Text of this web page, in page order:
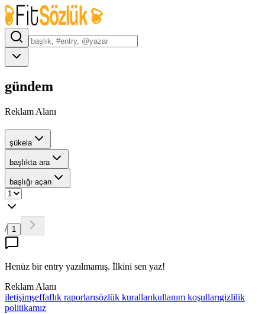
gündem
Reklam Alanı
şükela
başlıkta ara
başlığı açan
/ 1
Henüz bir entry yazılmamış. İlkini sen yaz!
Reklam Alanı
iletişimşeffaflık raporlarısözlük kurallarıkullanım koşullarıgizlilik
politikamız